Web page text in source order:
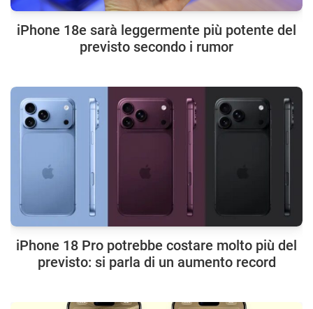
iPhone 18e sarà leggermente più potente del
previsto secondo i rumor
iPhone 18 Pro potrebbe costare molto più del
previsto: si parla di un aumento record